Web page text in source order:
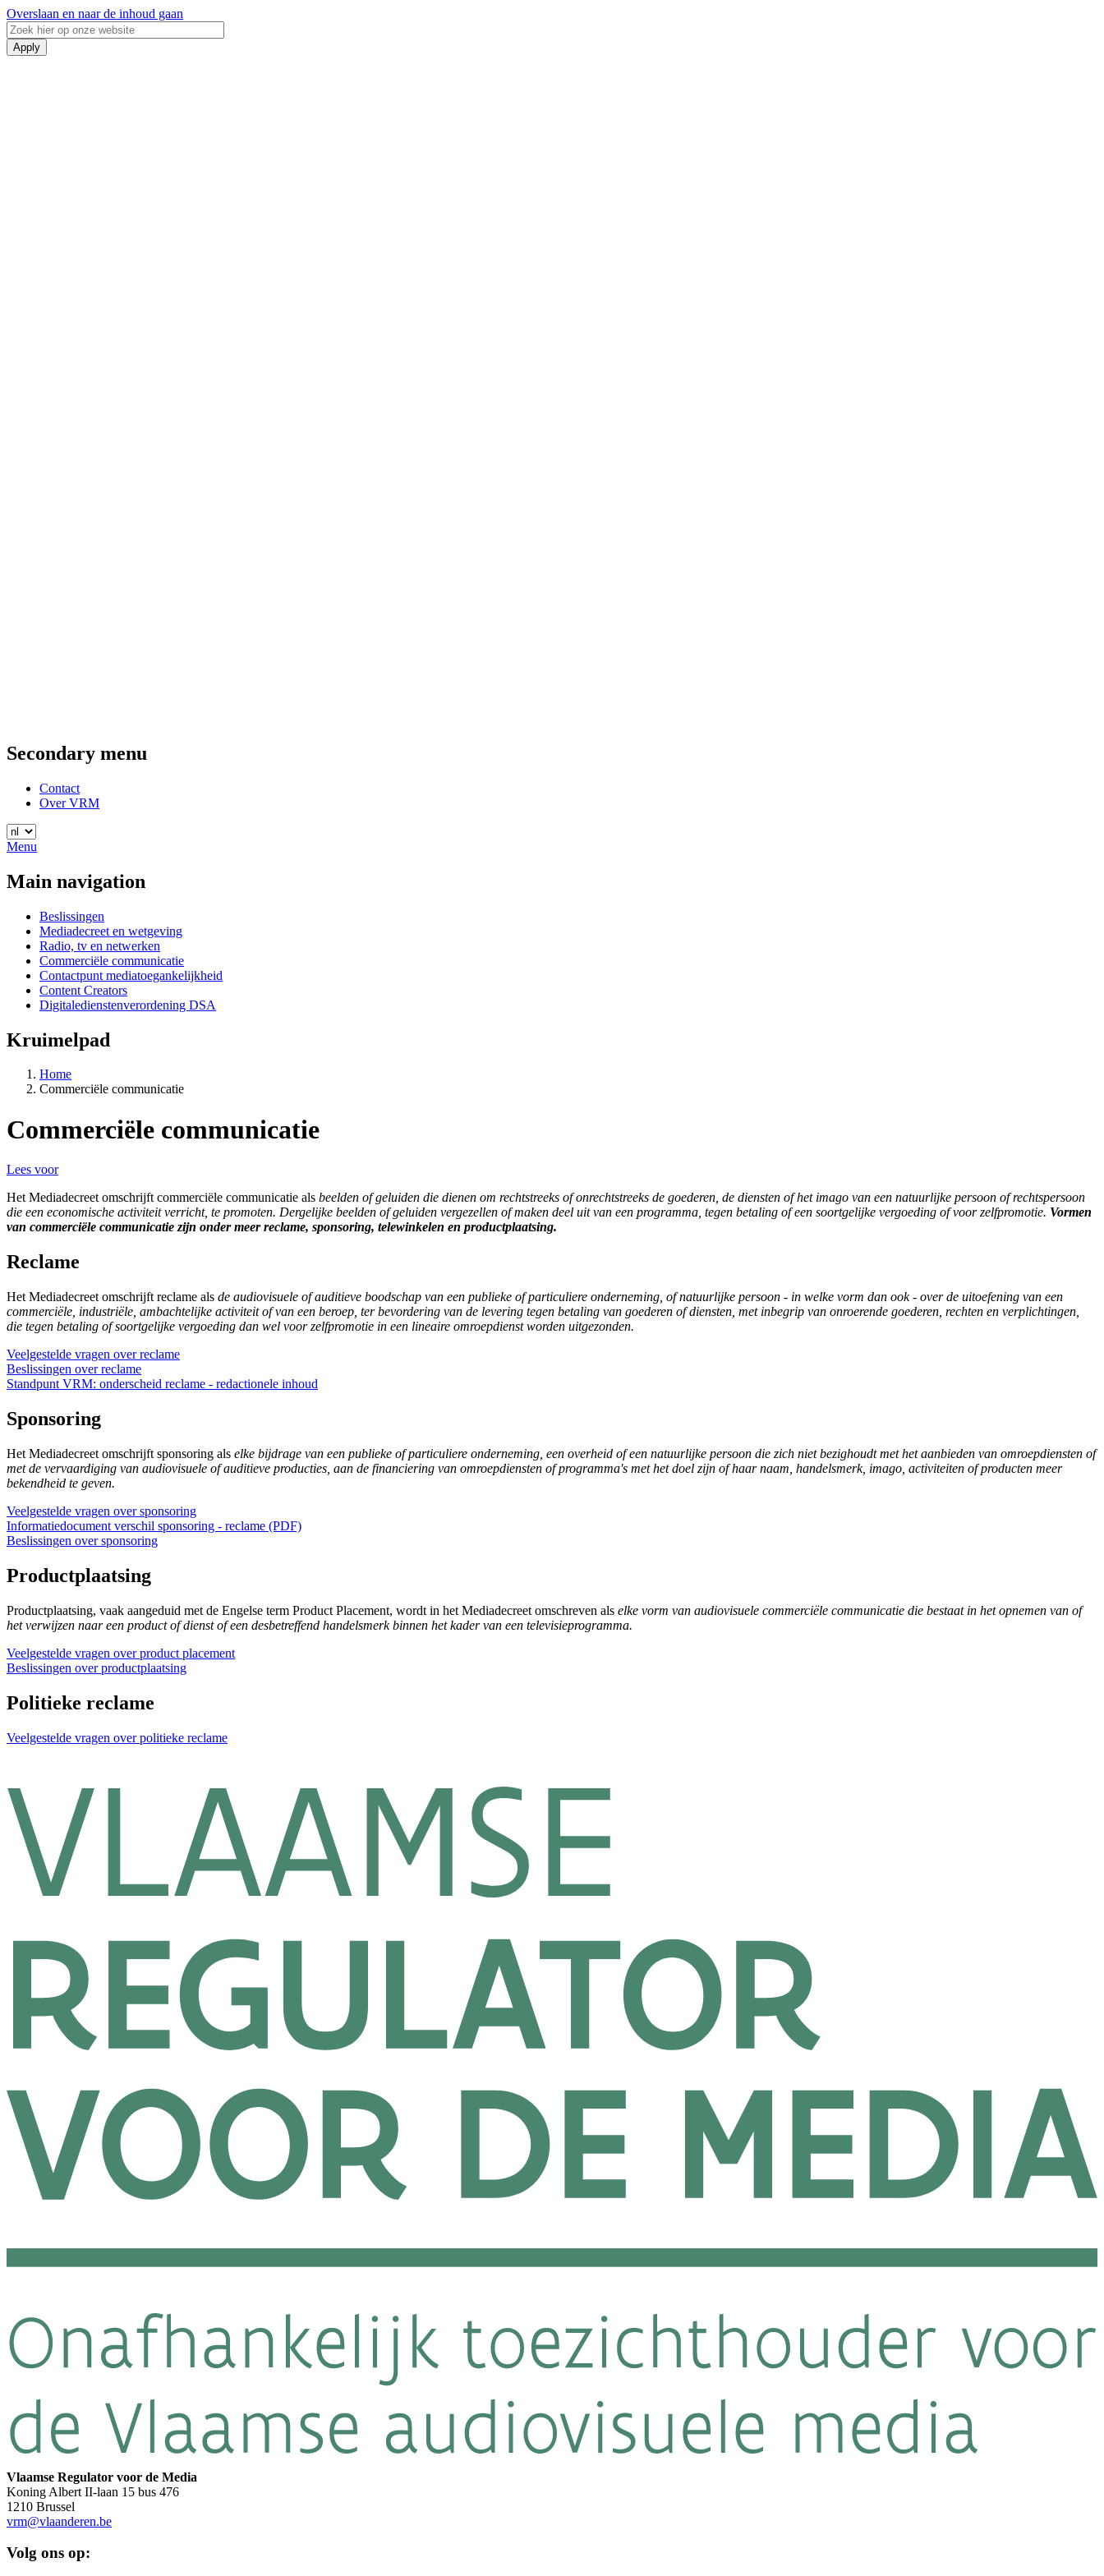
Overslaan en naar de inhoud gaan
Secondary menu
Contact
Over VRM
Menu
Main navigation
Beslissingen
Mediadecreet en wetgeving
Radio, tv en netwerken
Commerciële communicatie
Contactpunt mediatoegankelijkheid
Content Creators
Digitaledienstenverordening DSA
Kruimelpad
Home
Commerciële communicatie
Commerciële communicatie
Lees voor
Het Mediadecreet omschrijft commerciële communicatie als beelden of geluiden die dienen om rechtstreeks of onrechtstreeks de goederen, de diensten of het imago van een natuurlijke persoon of rechtspersoon
die een economische activiteit verricht, te promoten. Dergelijke beelden of geluiden vergezellen of maken deel uit van een programma, tegen betaling of een soortgelijke vergoeding of voor zelfpromotie. Vormen
van commerciële communicatie zijn onder meer reclame, sponsoring, telewinkelen en productplaatsing.
Reclame
Het Mediadecreet omschrijft reclame als de audiovisuele of auditieve boodschap van een publieke of particuliere onderneming, of natuurlijke persoon - in welke vorm dan ook - over de uitoefening van een
commerciële, industriële, ambachtelijke activiteit of van een beroep, ter bevordering van de levering tegen betaling van goederen of diensten, met inbegrip van onroerende goederen, rechten en verplichtingen,
die tegen betaling of soortgelijke vergoeding dan wel voor zelfpromotie in een lineaire omroepdienst worden uitgezonden.
Veelgestelde vragen over reclame
Beslissingen over reclame
Standpunt VRM: onderscheid reclame - redactionele inhoud
Sponsoring
Het Mediadecreet omschrijft sponsoring als elke bijdrage van een publieke of particuliere onderneming, een overheid of een natuurlijke persoon die zich niet bezighoudt met het aanbieden van omroepdiensten of
met de vervaardiging van audiovisuele of auditieve producties, aan de financiering van omroepdiensten of programma's met het doel zijn of haar naam, handelsmerk, imago, activiteiten of producten meer
bekendheid te geven.
Veelgestelde vragen over sponsoring
Informatiedocument verschil sponsoring - reclame (PDF)
Beslissingen over sponsoring
Productplaatsing
Productplaatsing, vaak aangeduid met de Engelse term Product Placement, wordt in het Mediadecreet omschreven als elke vorm van audiovisuele commerciële communicatie die bestaat in het opnemen van of
het verwijzen naar een product of dienst of een desbetreffend handelsmerk binnen het kader van een televisieprogramma.
Veelgestelde vragen over product placement
Beslissingen over productplaatsing
Politieke reclame
Veelgestelde vragen over politieke reclame
Vlaamse Regulator voor de Media
Koning Albert II-laan 15 bus 476
1210 Brussel
vrm@vlaanderen.be
Volg ons op: